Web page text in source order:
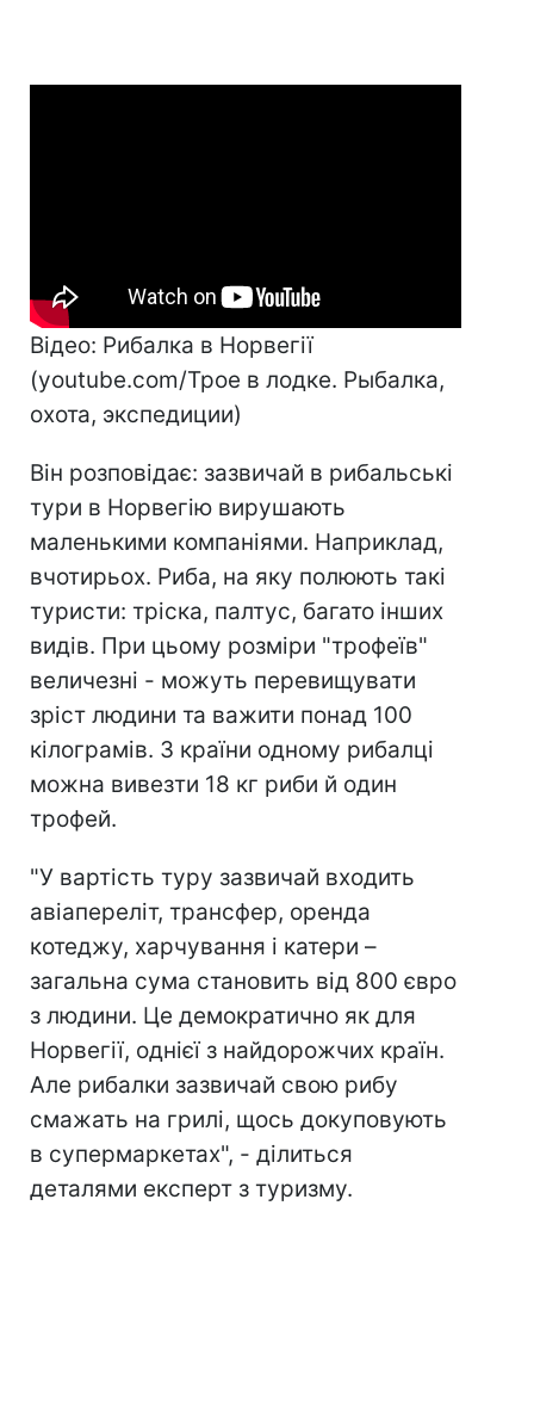
Відео: Рибалка в Норвегії
(youtube.com/Трое в лодке. Рыбалка,
охота, экспедиции)
Він розповідає: зазвичай в рибальські
тури в Норвегію вирушають
маленькими компаніями. Наприклад,
вчотирьох. Риба, на яку полюють такі
туристи: тріска, палтус, багато інших
видів. При цьому розміри "трофеїв"
величезні - можуть перевищувати
зріст людини та важити понад 100
кілограмів. З країни одному рибалці
можна вивезти 18 кг риби й один
трофей.
"У вартість туру зазвичай входить
авіапереліт, трансфер, оренда
котеджу, харчування і катери –
загальна сума становить від 800 євро
з людини. Це демократично як для
Норвегії, однієї з найдорожчих країн.
Але рибалки зазвичай свою рибу
смажать на грилі, щось докуповують
в супермаркетах", - ділиться
деталями експерт з туризму.